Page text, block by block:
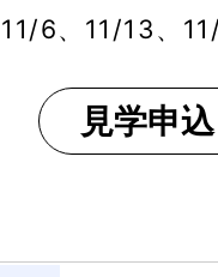
6、11/13、
見学申込